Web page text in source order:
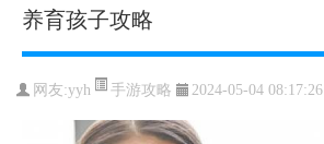
养育孩子攻略
网友:yyh 手游攻略 2024-05-04 08:17:26